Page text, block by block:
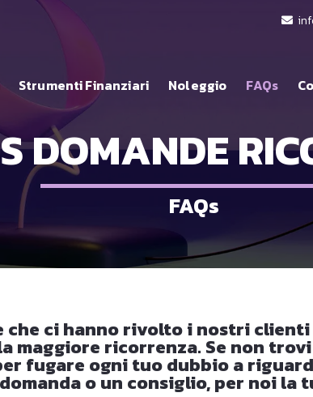
Strumenti Finanziari Noleggio FAQs
DOMANDE
FAQs
che ci hanno rivolto i nostri
maggiore ricorrenza. Se non
fugare ogni tuo dubbio a
o un consiglio, per noi